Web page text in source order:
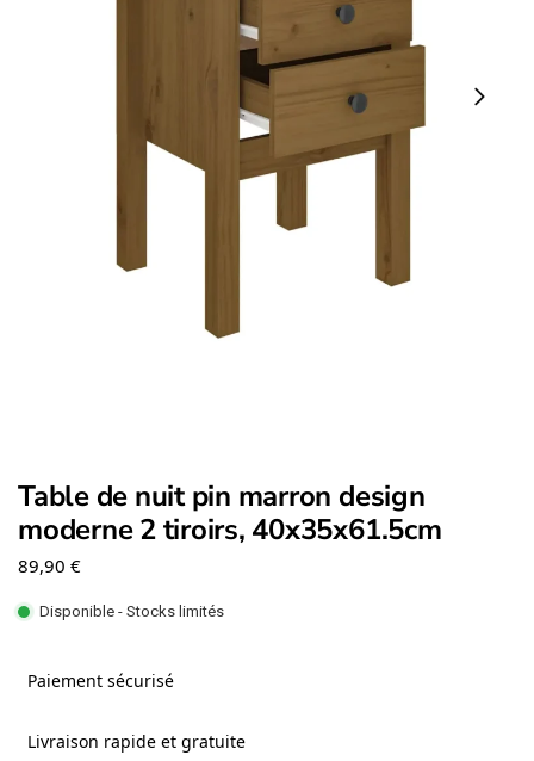
Table de nuit pin marron design
moderne 2 tiroirs, 40x35x61.5cm
89,90 €
Disponible - Stocks limités
Paiement sécurisé
Livraison rapide et gratuite